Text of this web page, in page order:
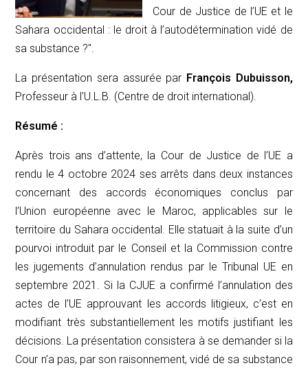
Cour de Justice de l’UE et le
Sahara occidental : le droit à l’autodétermination vidé de
sa substance ?".
La présentation sera assurée par François Dubuisson,
Professeur à l'U.L.B. (Centre de droit international).
Résumé :
Après trois ans d’attente, la Cour de Justice de l’UE a
rendu le 4 octobre 2024 ses arrêts dans deux instances
concernant des accords économiques conclus par
l’Union européenne avec le Maroc, applicables sur le
territoire du Sahara occidental. Elle statuait à la suite d’un
pourvoi introduit par le Conseil et la Commission contre
les jugements d’annulation rendus par le Tribunal UE en
septembre 2021. Si la CJUE a confirmé l’annulation des
actes de l’UE approuvant les accords litigieux, c’est en
modifiant très substantiellement les motifs justifiant les
décisions. La présentation consistera à se demander si la
Cour n’a pas, par son raisonnement, vidé de sa substance